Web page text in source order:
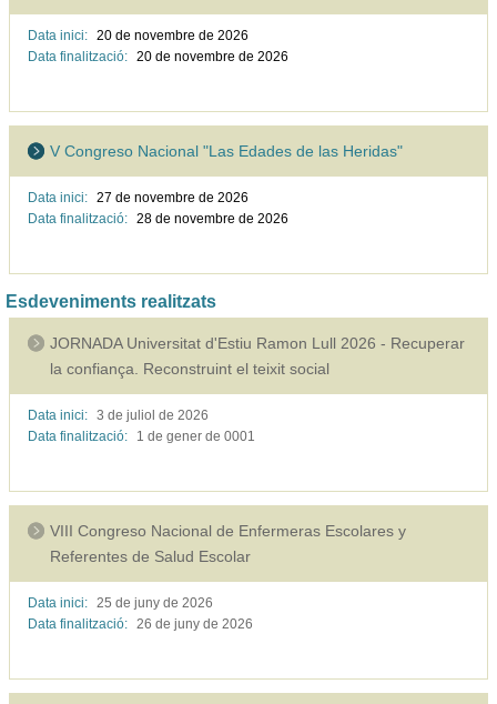
Data inici: 20 de novembre de 2026
Data finalització: 20 de novembre de 2026
V Congreso Nacional "Las Edades de las Heridas"
Data inici: 27 de novembre de 2026
Data finalització: 28 de novembre de 2026
Esdeveniments realitzats
JORNADA Universitat d'Estiu Ramon Lull 2026 - Recuperar
la confiança. Reconstruint el teixit social
Data inici: 3 de juliol de 2026
Data finalització:
1 de gener de 0001
VIII Congreso Nacional de Enfermeras Escolares y
Referentes de Salud Escolar
Data inici: 25 de juny de 2026
Data finalització: 26 de juny de 2026